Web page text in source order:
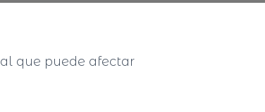
que puede afectar